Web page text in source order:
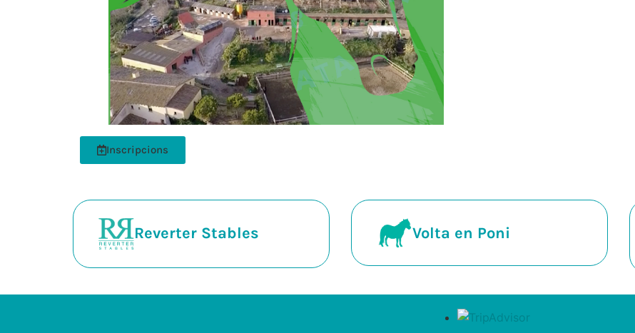
Inscripcions
Reverter Stables Volta en Poni